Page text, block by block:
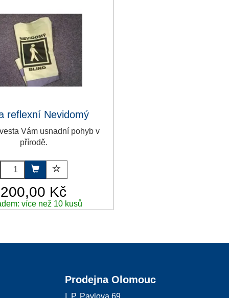
reflexní Nevidomý
Vám usnadní pohyb v
přírodě.
200,00 Kč
více než 10 kusů
Prodejna Olomouc
I. P. Pavlova 69